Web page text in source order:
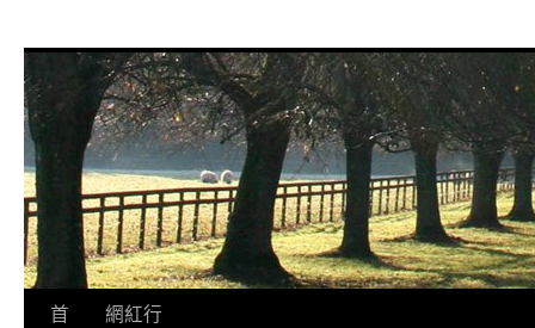
跳首
網紅行